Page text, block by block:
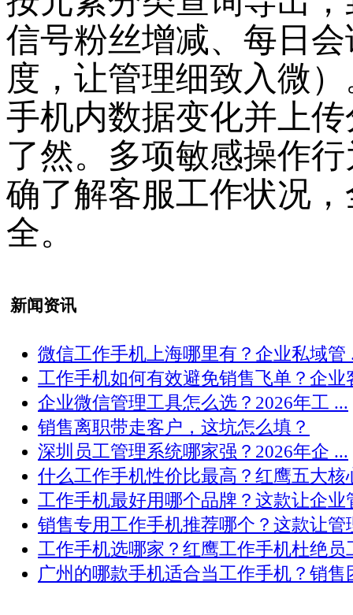
信号粉丝增减、每日
度，让管理细致入微
手机内数据变化并上
了然。多项敏感操作
确了解客服工作状况
全。
新闻资讯
微信工作手机上海哪里有？企业私域管
工作手机如何有效避免销售飞单？企业
企业微信管理工具怎么选？2026年工 ...
销售离职带走客户，这坑怎么填？
深圳员工管理系统哪家强？2026年企 ...
什么工作手机性价比最高？红鹰五大核
工作手机最好用哪个品牌？这款让企业
销售专用工作手机推荐哪个？这款让管
工作手机选哪家？红鹰工作手机杜绝员
广州的哪款手机适合当工作手机？销售